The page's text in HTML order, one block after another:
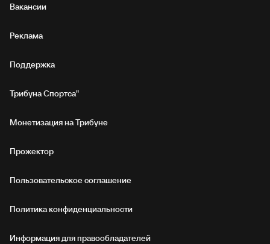
Вакансии
Реклама
Поддержка
Трибуна Спортса"
Монетизация на Трибуне
Прожектор
Пользовательское соглашение
Политика конфиденциальности
Информация для правообладателей